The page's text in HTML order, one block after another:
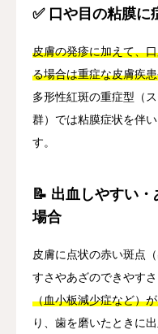
✅ 口や目の粘膜に
皮膚の発疹に加えて、
る場合は重症な皮膚疾
多形性紅斑の重症型（
群）では粘膜症状を伴
す。
📝 出血しやすい
場合
皮膚に点状の赤い斑点
すさやあざのできやす
（血小板減少症など）
り、歯を磨いたときに